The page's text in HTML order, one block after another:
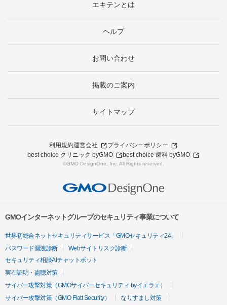
エキテンとは
ヘルプ
お問い合わせ
掲載のご案内
サイトマップ
利用規約運営会社
プライバシーポリシー
best choice クリニック byGMO
best choice 歯科 byGMO
©GMO DesignOne, Inc. All Rights reserved.
GMOインターネットグループのセキュリティ事業について
世界初総合ネットセキュリティサービス「GMOセキュリティ24」
パスワード漏洩診断
Webサイトリスク診断
セキュリティ相談AIチャットボット
実在証明・盗聴対策
サイバー攻撃対策（GMOサイバーセキュリティ byイエラエ）
サイバー攻撃対策（GMO Flatt Security）
なりすまし対策